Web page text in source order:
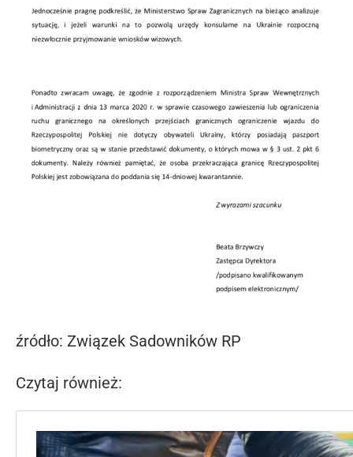
źródło: Związek Sadowników RP
Czytaj również: